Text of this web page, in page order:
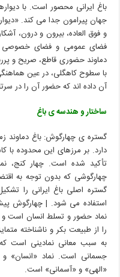
باغ ایرانی محصور است. با
جهان پیرامون جدا می کند.
و فوق العاده، بیرون و درون،
دماوند حضوری قاطع، صریح و
با سطوح کاهگلی، در عین
آن داده اند که حضور آن را در
ساختار و هندسه ی باغ
گستره ی چهارگوش: باغ دماوند
دارد. بر مرزهای این محدوده با
تأکید شده است. چهار کنج،
چهارگوشی که بدون توجه به
گستره اصلی باغ ایرانی را
استفاده می شود. | چهارگوش
نماد حضور و تسلط انسان است و
را از طبیعت بکر و ناشناخته
به سبب معانی نمادینی است
جسمانی است. نماد «انسان» و
«الهی» و «آسمانی» است.